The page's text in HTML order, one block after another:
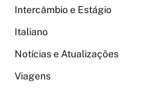
Intercâmbio e Estágio
Italiano
Notícias e Atualizações
Viagens